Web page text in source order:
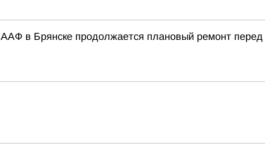
в Брянске продолжается плановый ремонт